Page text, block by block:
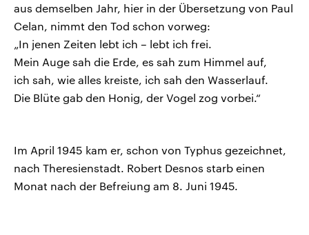
aus demselben Jahr, hier in der Übersetzung von Paul
Celan, nimmt den Tod schon vorweg:
„In jenen Zeiten lebt ich – lebt ich frei.
Mein Auge sah die Erde, es sah zum Himmel auf,
ich sah, wie alles kreiste, ich sah den Wasserlauf.
Die Blüte gab den Honig, der Vogel zog vorbei.“
Im April 1945 kam er, schon von Typhus gezeichnet,
nach Theresienstadt. Robert Desnos starb einen
Monat nach der Befreiung am 8. Juni 1945.